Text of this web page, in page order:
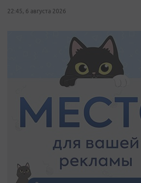
22:45, 6 августа 2026